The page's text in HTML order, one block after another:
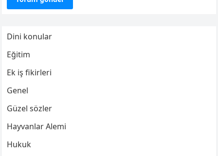
Dini konular
Eğitim
Ek iş fikirleri
Genel
Güzel sözler
Hayvanlar Alemi
Hukuk